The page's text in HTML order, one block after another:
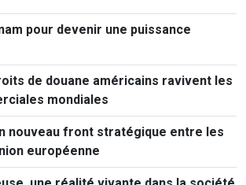
pour devenir une puissance
de douane américains ravivent les
mondiales
nouveau front stratégique entre les
européenne